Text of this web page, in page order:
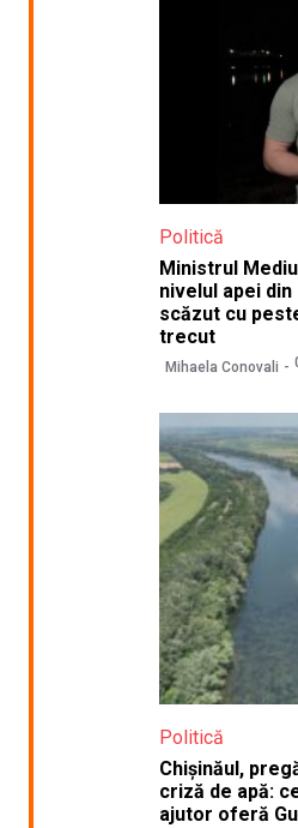
Politică
Ministrul
nivelul apei
scăzut cu
trecut
Mihaela Conovali
Politică
Chișinăul,
criză de apă:
ajutor oferă